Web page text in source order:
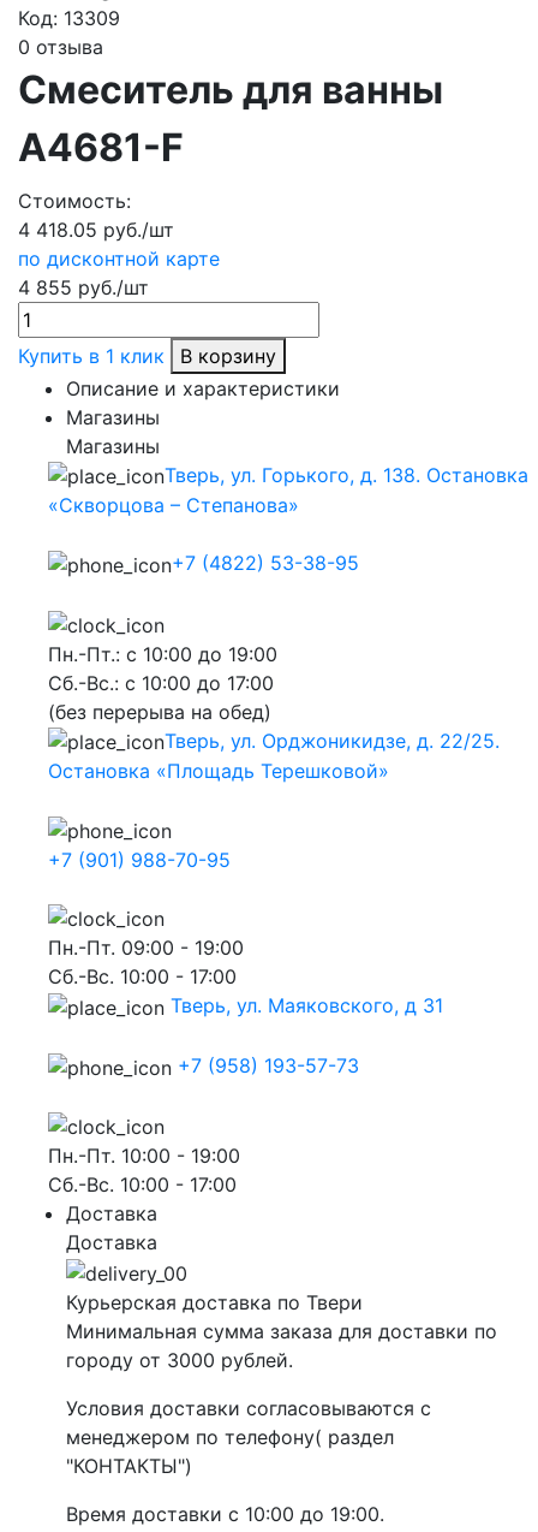
Код: 13309
0 отзыва
Смеситель для ванны
А4681-F
Стоимость:
4 418.05 руб./шт
по дисконтной карте
4 855 руб./шт
Купить в 1 клик
В корзину
Описание и характеристики
Магазины
Магазины
Тверь, ул. Горького, д. 138. Остановка
«Скворцова – Степанова»
+7 (4822) 53-38-95
Пн.-Пт.: с 10:00 до 19:00
Сб.-Вс.: с 10:00 до 17:00
(без перерыва на обед)
Тверь, ул. Орджоникидзе, д. 22/25.
Остановка «Площадь Терешковой»
+7 (901) 988-70-95
Пн.-Пт. 09:00 - 19:00
Сб.-Вс. 10:00 - 17:00
Тверь, ул. Маяковского, д 31
+7 (958) 193-57-73
Пн.-Пт. 10:00 - 19:00
Сб.-Вс. 10:00 - 17:00
Доставка
Доставка
Курьерская доставка по Твери
Минимальная сумма заказа для доставки по
городу от 3000 рублей.
Условия доставки согласовываются с
менеджером по телефону( раздел
"КОНТАКТЫ")
Время доставки с 10:00 до 19:00.